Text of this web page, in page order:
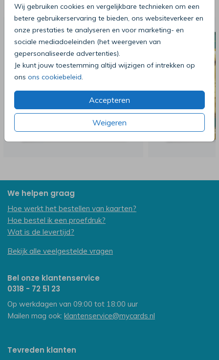
Wij gebruiken cookies en vergelijkbare technieken om een
betere gebruikerservaring te bieden, ons websiteverkeer en
onze prestaties te analyseren en voor marketing- en
sociale mediadoeleinden (het weergeven van
gepersonaliseerde advertenties).
Je kunt jouw toestemming altijd wijzigen of intrekken op
ons ons cookiebeleid
Accepteren
Weigeren
voor je
We helpen graag
Hoe werkt het bestellen van kaarten?
Hoe bestel ik een proefdruk?
Wat is de levertijd?
Bekijk alle veelgestelde vragen
Bel onze klantenservice
0318 - 72 51 23
Op werkdagen van 09:00 tot 18:00 uur
Mailen mag ook: klantenservice@mycards.nl
Tevreden klanten